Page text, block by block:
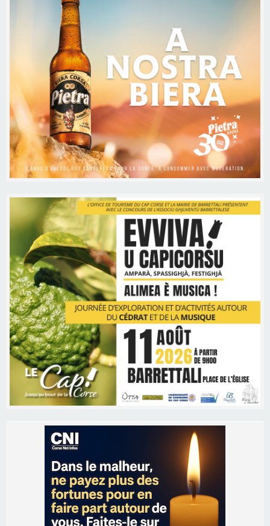
Les brèves
06/08/2026 15:57
Ucciani – Marché des producteurs à Cruculi le